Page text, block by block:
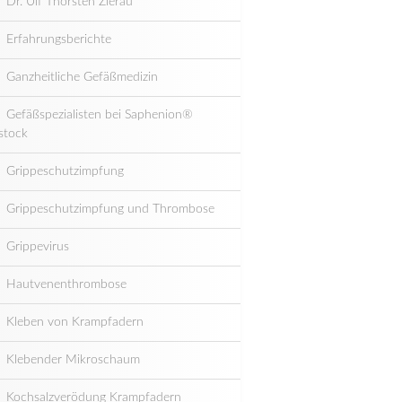
Erfahrungsberichte
Ganzheitliche Gefäßmedizin
Gefäßspezialisten bei Saphenion®
Grippeschutzimpfung
Grippeschutzimpfung und Thrombose
Grippevirus
Hautvenenthrombose
Kleben von Krampfadern
Klebender Mikroschaum
Kochsalzverödung Krampfadern